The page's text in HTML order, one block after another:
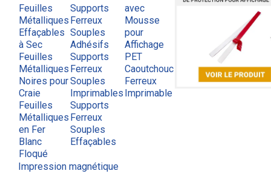
Feuilles
Métalliques
Effaçables
à Sec
Feuilles
Métalliques
Noires pour
Craie
Feuilles
Métalliques
en Fer
Blanc
Floqué
Supports
Ferreux
Souples
Adhésifs
Supports
Ferreux
Souples
Imprimables
Supports
Ferreux
Souples
Effaçables
avec
Mousse
pour
Affichage
PET
Caoutchouc
Ferreux
Imprimable
Impression magnétique